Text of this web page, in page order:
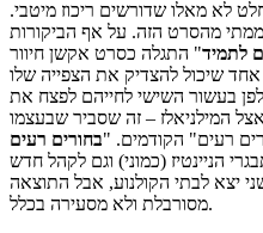
לא מאלו שדורשים ריכוז מיטבי.
מהסרט הזה. על אף הביקורות
לתמיד" התגלה כסרט אקשן חיוור
אחד שיכול להצדיק את הצפייה שלו
בעשור השישי לחייהם לפצח את
המילניאלז – זה שסביר שבעצמו
רעים" הקודמים. "בחורים רעים
הניינטיז (כמוני) וגם לקהל חדש
יצא לבתי הקולנוע, אבל התוצאה
מסורבלת ולא מסעירה בכלל.